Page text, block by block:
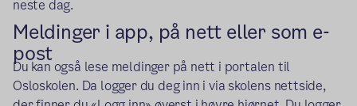
neste dag.
Meldinger i app, på nett eller som e-
post
Du kan også lese meldinger på nett i portalen til
Osloskolen. Da logger du deg inn i via skolens nettside,